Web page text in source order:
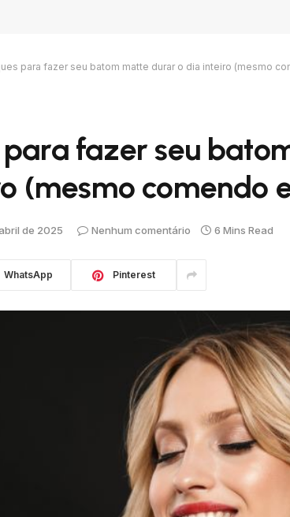
para fazer seu batom matte durar o dia inteiro (mesmo
para fazer seu
(mesmo comendo
de 2025 Nenhum comentário 6 Mins Read
WhatsApp Pinterest